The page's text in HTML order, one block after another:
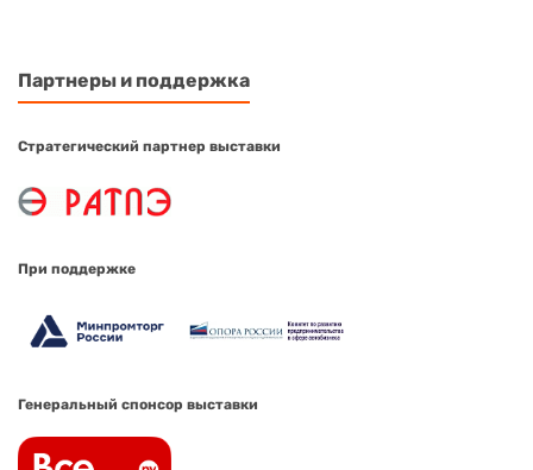
Партнеры и поддержка
Стратегический партнер выставки
При поддержке
Генеральный спонсор выставки